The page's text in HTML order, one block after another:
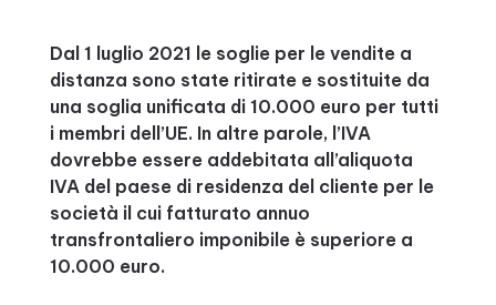
Dal 1 luglio 2021 le soglie per le vendite a
distanza sono state ritirate e sostituite da
una soglia unificata di 10.000 euro per tutti
i membri dell’UE. In altre parole, l’IVA
dovrebbe essere addebitata all’aliquota
IVA del paese di residenza del cliente per le
società il cui fatturato annuo
transfrontaliero imponibile è superiore a
10.000 euro.